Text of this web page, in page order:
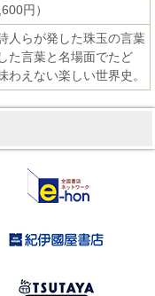
円）
人らが発した珠玉の言葉
た言葉と名場面でたど
わえない楽しい世界史。